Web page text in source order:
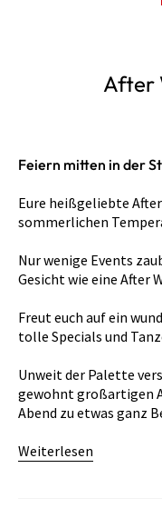
After
Feiern mitten in der
Eure heißgeliebte
sommerlichen
Nur wenige Events
Gesicht wie eine After
Freut euch auf ein
tolle Specials und
Unweit der Palette
gewohnt großartigen
Abend zu etwas ganz
Weiterlesen